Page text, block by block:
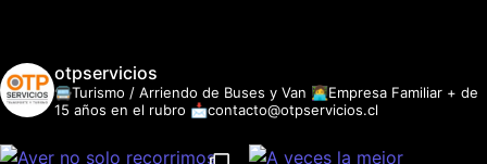
otpservicios
🚍Turismo / Arriendo de Buses y Van 👩‍💻Empresa Familiar + de
15 años en el rubro 📩contacto@otpservicios.cl